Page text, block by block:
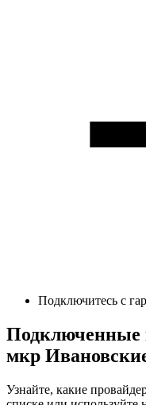
Подключитесь с
Подключенные
мкр
Узнайте, какие